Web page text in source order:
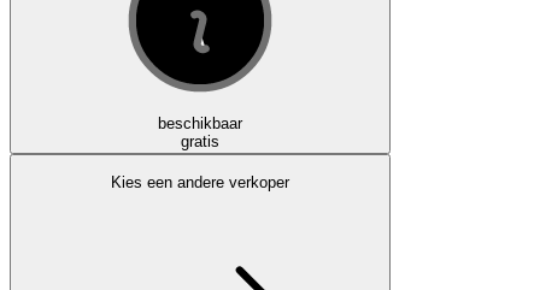
beschikbaar
gratis
Kies een andere verkoper